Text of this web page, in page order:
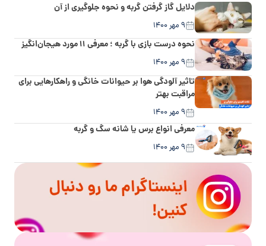
دلایل گاز گرفتن گربه و نحوه جلوگیری از آن
۹ مهر ۱۴۰۰
نحوه درست بازی با گربه ؛ معرفی ۱۱ مورد هیجان‌انگیز
۹ مهر ۱۴۰۰
تاثیر آلودگی هوا بر حیوانات خانگی و راهکارهایی برای
مراقبت بهتر
۹ مهر ۱۴۰۰
معرفی انواع برس یا شانه سگ و گربه
۹ مهر ۱۴۰۰